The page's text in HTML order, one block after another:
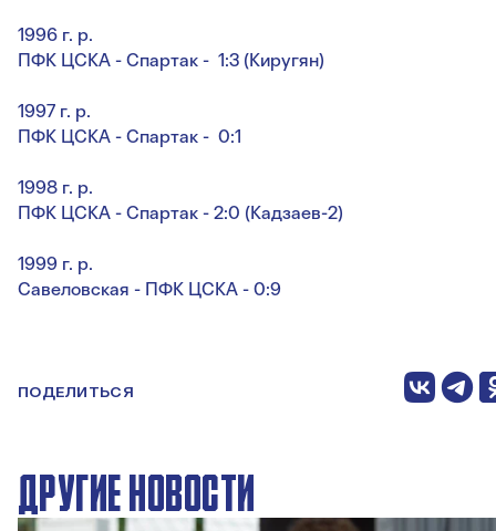
1996 г. р.
ПФК ЦСКА - Спартак - 1:3 (Киругян)
1997 г. р.
ПФК ЦСКА - Спартак - 0:1
1998 г. р.
ПФК ЦСКА - Спартак - 2:0 (Кадзаев-2)
1999 г. р.
Савеловская - ПФК ЦСКА - 0:9
ПОДЕЛИТЬСЯ
ДРУГИЕ НОВОСТИ